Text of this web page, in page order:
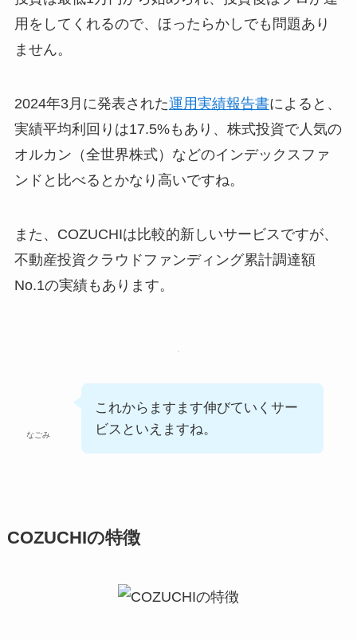
用をしてくれるので、ほったらかしでも問題あり
ません。
2024年3月に発表された運用実績報告書によると、
実績平均利回りは17.5%もあり、株式投資で人気の
オルカン（全世界株式）などのインデックスファ
ンドと比べるとかなり高いですね。
また、COZUCHIは比較的新しいサービスですが、
不動産投資クラウドファンディング累計調達額
No.1の実績もあります。
なごみ
これからますます伸びていくサー
ビスといえますね。
COZUCHIの特徴